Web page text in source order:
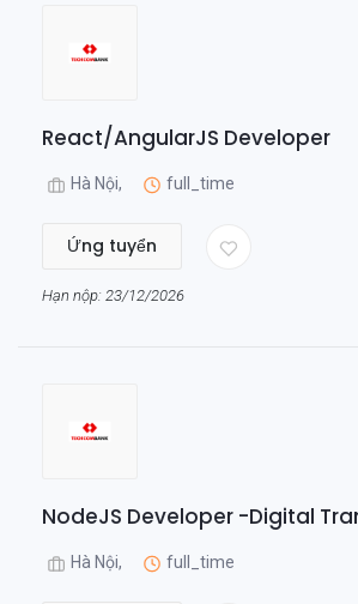
React/AngularJS Developer
Hà Nội, full_time
Ứng tuyển
Hạn nộp: 23/12/2026
NodeJS Developer -Digital
Hà Nội, full_time